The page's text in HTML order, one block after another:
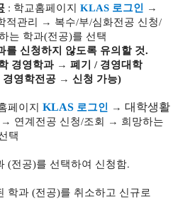
: 학교홈페이지 KLAS 로그인 →
적관리 → 복수/부/심화전공 신청/
는 학과(전공)를 선택
를 신청하지 않도록 유의할 것.
경영학과 → 폐기 / 경영대학
경영학전공 →신청 가능)
페이지 KLAS 로그인 → 대학생활
→ 연계전공 신청/조회 → 희망하는
택
(전공)를 선택하여 신청함.
학과 (전공)를 취소하고 신규로